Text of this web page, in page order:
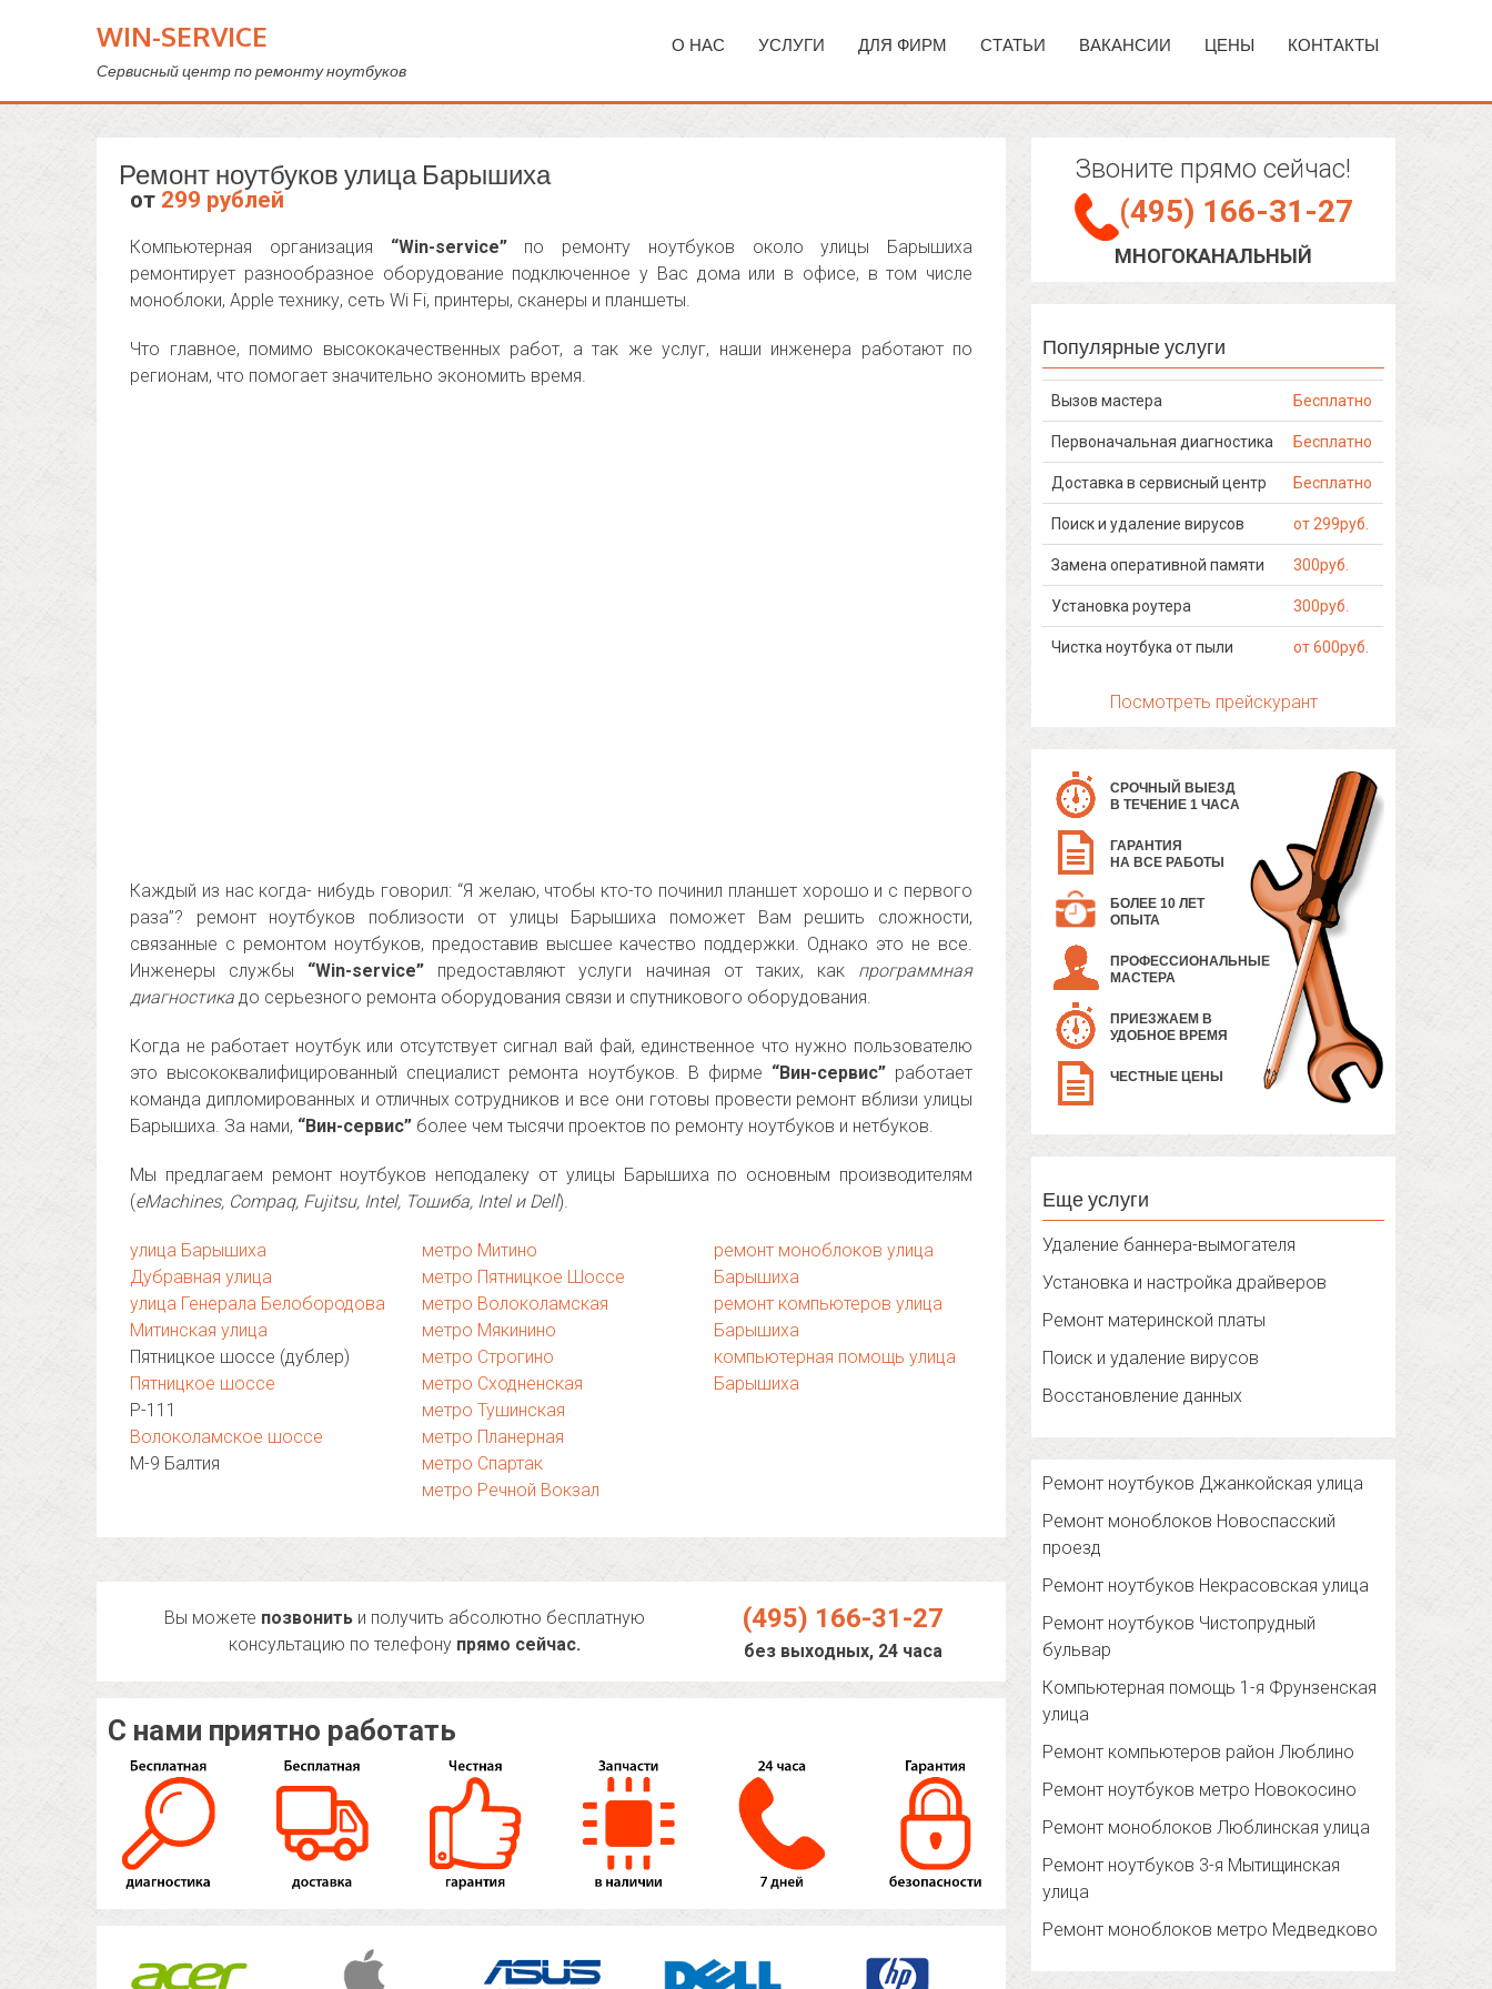
WIN-SERVICE
Сервисный центр по ремонту ноутбуков
О НАС УСЛУГИ ДЛЯ ФИРМ СТАТЬИ ВАКАНСИИ ЦЕНЫ КОНТАКТЫ
Ремонт ноутбуков улица Барышиха
от 299 рублей
Компьютерная организация “Win-service”по ремонту ноутбуков около улицы Барышиха
ремонтирует разнообразное оборудование подключенное у Вас дома или в офисе, в том числе
моноблоки, Apple технику, сеть Wi Fi, принтеры, сканеры и планшеты.
Что главное, помимо высококачественных работ, а так же услуг, наши инженера работают по
регионам, что помогает значительно экономить время.
Каждый из нас когда- нибудь говорил: “Я желаю, чтобы кто-то починил планшет хорошо и с первого
раза”? ремонт ноутбуков поблизости от улицы Барышиха поможет Вам решить сложности,
связанные с ремонтом ноутбуков, предоставив высшее качество поддержки. Однако это не все.
Инженеры службы “Win-service” предоставляют услуги начиная от таких, как программная
диагностика до серьезного ремонта оборудования связи и спутникового оборудования.
Когда не работает ноутбук или отсутствует сигнал вай фай, единственное что нужно пользователю
это высококвалифицированный специалист ремонта ноутбуков. В фирме “Вин-сервис”работает
команда дипломированных и отличных сотрудников и все они готовы провести ремонт вблизи улицы
Барышиха. За нами, “Вин-сервис” более чем тысячи проектов по ремонту ноутбуков и нетбуков.
Мы предлагаем ремонт ноутбуков неподалеку от улицы Барышиха по основным производителям
(eMachines, Compaq, Fujitsu, Intel, Тошиба, Intel и Dell).
улица Барышиха
Дубравная улица
улица Генерала Белобородова
Митинская улица
Пятницкое шоссе (дублер)
Пятницкое шоссе
Р-111
Волоколамское шоссе
М-9 Балтия
метро Митино
метро Пятницкое Шоссе
метро Волоколамская
метро Мякинино
метро Строгино
метро Сходненская
метро Тушинская
метро Планерная
метро Спартак
метро Речной Вокзал
ремонт моноблоков улица
Барышиха
ремонт компьютеров улица
Барышиха
компьютерная помощь улица
Барышиха
Вы можете позвонить и получить абсолютно бесплатную
консультацию по телефону прямо сейчас.
(495) 166-31-27
без выходных, 24 часа
С нами приятно работать
Звоните прямо сейчас!
(495) 166-31-27
МНОГОКАНАЛЬНЫЙ
Популярные услуги
Вызов мастера Бесплатно
Первоначальная диагностика Бесплатно
Доставка в сервисный центр Бесплатно
Поиск и удаление вирусов от 299руб.
Замена оперативной памяти 300руб.
Установка роутера 300руб.
Чистка ноутбука от пыли от 600руб.
Посмотреть прейскурант
СРОЧНЫЙ ВЫЕЗД
В ТЕЧЕНИЕ 1 ЧАСА
ГАРАНТИЯ
НА ВСЕ РАБОТЫ
БОЛЕЕ 10 ЛЕТ
ОПЫТА
ПРОФЕССИОНАЛЬНЫЕ
МАСТЕРА
ПРИЕЗЖАЕМ В
УДОБНОЕ ВРЕМЯ
ЧЕСТНЫЕ ЦЕНЫ
Еще услуги
Удаление баннера-вымогателя
Установка и настройка драйверов
Ремонт материнской платы
Поиск и удаление вирусов
Восстановление данных
Ремонт ноутбуков Джанкойская улица
Ремонт моноблоков Новоспасский
проезд
Ремонт ноутбуков Некрасовская улица
Ремонт ноутбуков Чистопрудный
бульвар
Компьютерная помощь 1-я Фрунзенская
улица
Ремонт компьютеров район Люблино
Ремонт ноутбуков метро Новокосино
Ремонт моноблоков Люблинская улица
Ремонт ноутбуков 3-я Мытищинская
улица
Ремонт моноблоков метро Медведково